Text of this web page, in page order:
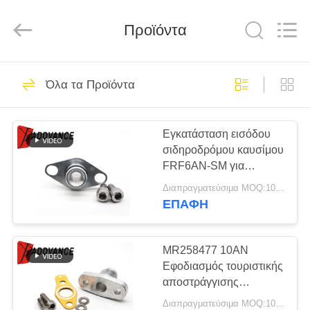
ΣΠΊΤΙ
ΠΡΟΪΌΝΤΑ
ΠΕΡΊΠΟΥ
ΕΜΕΊΣ
ΓΎΡΟΣ
ΕΡΓΟΣΤΑΣΊΩΝ
ΠΟΙΟΤΙΚΌΣ
Parts
Co.,Ltd.
συνδετήρες
εγχυτήρων
καυσίμων
Αυτοκίνητοι
συνδετήρες
139
Προϊόντα
Όλα τα Προϊόντα
Εγκατάσταση εισόδου
σιδηροδρόμου καυσίμου
FRF6AN-SM για
κινητήρες Mitsubishi
Eclipse Eagle Talon
Διαπραγματεύσιμα MOQ:100 μονάδες
ΕΠΑΦΉ
MR258477 10AN
Εφοδιασμός τουριστικής
αποστράγγισης
πετρελαίου με φλάντζες
Διαπραγματεύσιμα MOQ:100 μονάδες